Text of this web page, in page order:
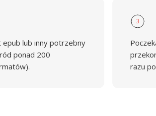
lub inny potrzebny
ponad 200
3
razu